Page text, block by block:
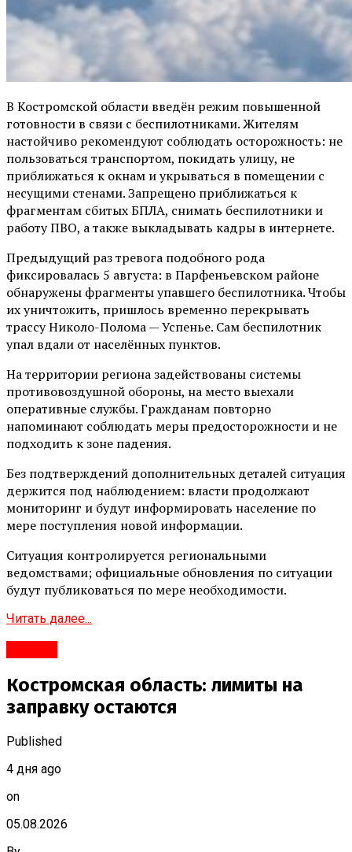
В Костромской области введён режим повышенной
готовности в связи с беспилотниками. Жителям
настойчиво рекомендуют соблюдать осторожность: не
пользоваться транспортом, покидать улицу, не
приближаться к окнам и укрываться в помещении с
несущими стенами. Запрещено приближаться к
фрагментам сбитых БПЛА, снимать беспилотники и
работу ПВО, а также выкладывать кадры в интернете.
Предыдущий раз тревога подобного рода
фиксировалась 5 августа: в Парфеньевском районе
обнаружены фрагменты упавшего беспилотника. Чтобы
их уничтожить, пришлось временно перекрывать
трассу Николо-Полома — Успенье. Сам беспилотник
упал вдали от населённых пунктов.
На территории региона задействованы системы
противовоздушной обороны, на место выехали
оперативные службы. Гражданам повторно
напоминают соблюдать меры предосторожности и не
подходить к зоне падения.
Без подтверждений дополнительных деталей ситуация
держится под наблюдением: власти продолжают
мониторинг и будут информировать население по
мере поступления новой информации.
Ситуация контролируется региональными
ведомствами; официальные обновления по ситуации
будут публиковаться по мере необходимости.
Читать далее...
Костромская область: лимиты на
заправку остаются
Published
4 дня ago
on
05.08.2026